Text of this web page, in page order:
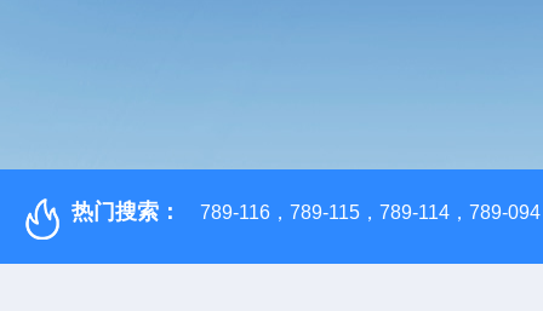
热门搜索： 789-116，789-115，789-114，789-